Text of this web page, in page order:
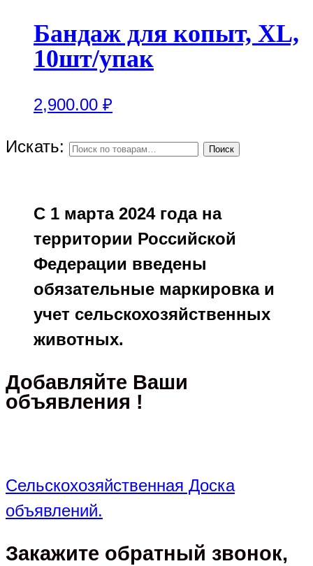
Бандаж для копыт, XL,
10шт/упак
2,900.00 ₽
Искать: Поиск
С 1 марта 2024 года на
территории Российской
Федерации введены
обязательные маркировка и
учет сельскохозяйственных
животных.
Добавляйте Ваши
объявления !
Сельскохозяйственная Доска
объявлений.
Закажите обратный звонок,